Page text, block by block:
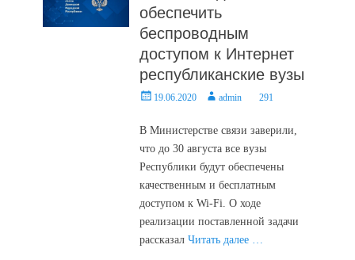
обеспечить
беспроводным
доступом к Интернет
республиканские вузы
Posted19.06.2020 Authoradmin 291
В Министерстве связи заверили,
что до 30 августа все вузы
Республики будут обеспечены
качественным и бесплатным
доступом к Wi-Fi. О ходе
реализации поставленной задачи
рассказалЧитать далее …